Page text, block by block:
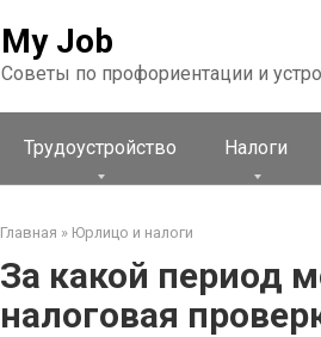
My Job
Советы по профориентации и
Трудоустройство Налоги
Главная » Юрлицо и налоги
За какой период
налоговая